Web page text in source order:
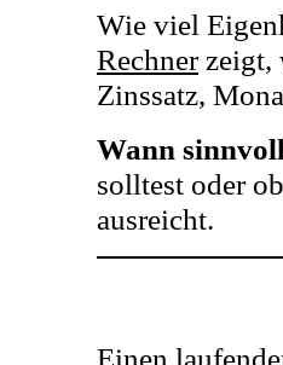
Wie viel
Rechnerzeigt,
Zinssatz,
Wann
solltest oder
ausreicht.
Einen